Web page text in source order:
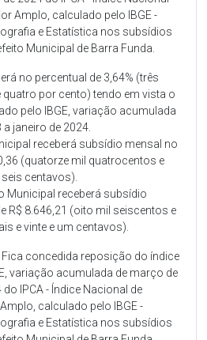
Amplo, calculado pelo IBGE -
e Estatística nos subsídios
Municipal de Barra Funda.
no percentual de 3,64% (três
quatro por cento) tendo em vista o
pelo IBGE, variação acumulada
janeiro de 2024.
receberá subsídio mensal no
(quatorze mil quatrocentos e
seis centavos).
Municipal receberá subsídio
R$ 8.646,21 (oito mil seiscentos e
e vinte e um centavos).
Fica concedida reposição do índice
variação acumulada de março de
IPCA - Índice Nacional de
calculado pelo IBGE -
e Estatística nos subsídios